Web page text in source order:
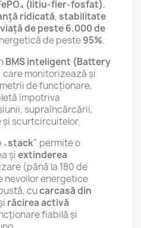
(litiu-fier-fosfat),
ridicată,stabilitate
de peste 6.000 de
de peste95%.
BMS inteligent (Battery
care monitorizează și
de funcționare,
împotriva
supraîncărcării,
scurtcircuitelor.
stack” permite o
șiextinderea
(până la 180 de
nevoilor energetice
cucarcasă din
răcirea activă
fiabilă și